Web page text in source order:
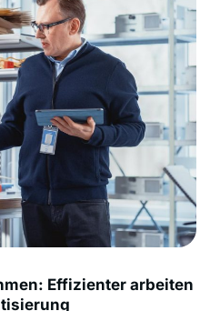
Effizienter arbeiten